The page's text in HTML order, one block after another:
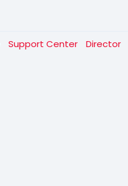
Support Center Director